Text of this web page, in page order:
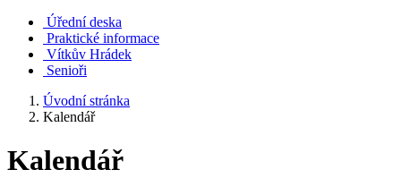
Úřední deska
Praktické informace
Vítkův Hrádek
Senioři
Úvodní stránka
Kalendář
Kalendář